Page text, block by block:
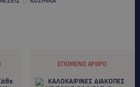
ΕΠΌΜΕΝΟ ΆΡΘΡΟ